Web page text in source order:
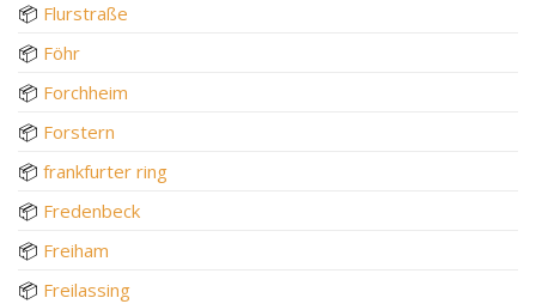
📦 Flurstraße
📦 Föhr
📦 Forchheim
📦 Forstern
📦 frankfurter ring
📦 Fredenbeck
📦 Freiham
📦 Freilassing